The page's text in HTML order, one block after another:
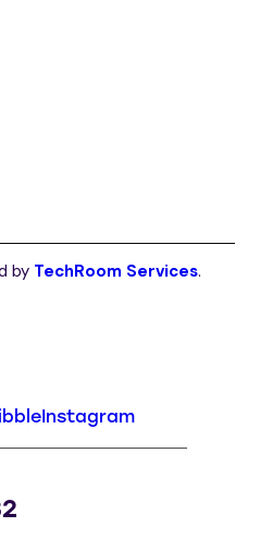
by TechRoom Services.
Instagram